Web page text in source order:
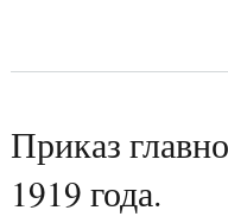
Приказ
1919 года.